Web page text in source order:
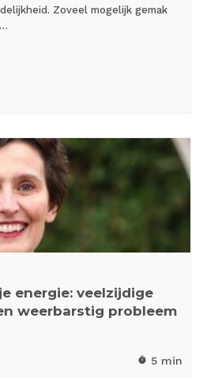
Zoveel mogelijk gemak
energie: veelzijdige
weerbarstig probleem
timer 5 min